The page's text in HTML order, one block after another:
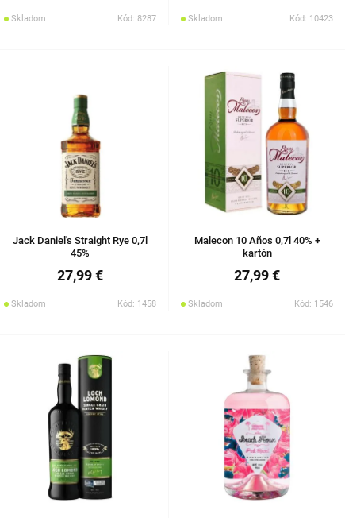
Skladom Kód: 8287 Skladom Kód: 10423
Jack Daniel's Straight Rye 0,7l
45%
27,99 €
Skladom Kód: 1458
Malecon 10 Años 0,7l 40% +
kartón
27,99 €
Skladom Kód: 1546